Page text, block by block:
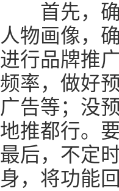
首先，确
人物画像，
进行品牌推
频率，做好
广告等；没
地推都行。
最后，不定
身，将功能